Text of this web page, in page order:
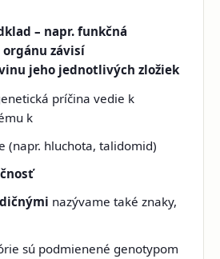
– napr. funkčná
závisí
jeho jednotlivých zložiek
príčina vedie k
k
(napr. hluchota, talidomid)
nazývame také znaky,
sú podmienené genotypom